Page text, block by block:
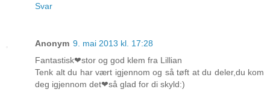
Svar
Anonym 9. mai 2013 kl. 17:28
Fantastisk❤stor og god klem fra Lillian
Tenk alt du har vært igjennom og så tøft at du deler,du kom
deg igjennom det❤så glad for di skyld:)